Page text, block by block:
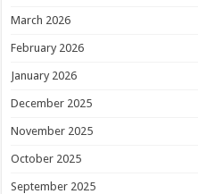
March 2026
February 2026
January 2026
December 2025
November 2025
October 2025
September 2025